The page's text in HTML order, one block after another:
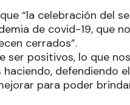
“la celebración del
de covid-19, que
cerrados”.
positivos, lo que
defendiendo
para poder